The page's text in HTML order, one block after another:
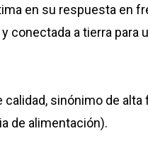
en su respuesta en
conectada a tierra para
sinónimo de alta
de alimentación).